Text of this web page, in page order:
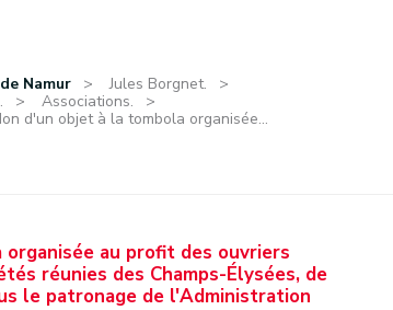
Namur
Jules Borgnet.
Associations.
d'un objet à la tombola organisée...
au profit des ouvriers
réunies des Champs-Élysées, de
le patronage de l'Administration